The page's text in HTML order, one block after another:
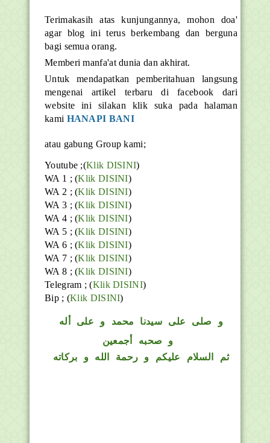
Terimakasih atas kunjungannya, mohon doa'
agar blog ini terus berkembang dan berguna
bagi semua orang.
Memberi manfa'at dunia dan akhirat.
Untuk mendapatkan pemberitahuan langsung
mengenai artikel terbaru di facebook dari
website ini silakan klik suka pada halaman
kami HANAPI BANI
atau gabung Group kami;
Youtube ;(Klik DISINI)
WA 1 ; (Klik DISINI)
WA 2 ; (Klik DISINI)
WA 3 ; (Klik DISINI)
WA 4 ; (Klik DISINI)
WA 5 ; (Klik DISINI)
WA 6 ; (Klik DISINI)
WA 7 ; (Klik DISINI)
WA 8 ; (Klik DISINI)
Telegram ;(Klik DISINI)
Bip ; (Klik DISINI)
و
صلى على سيدنا محمد و على أله
و صحبه أجمعين
ثم السلام عليكم و رحمة الله و بركاته